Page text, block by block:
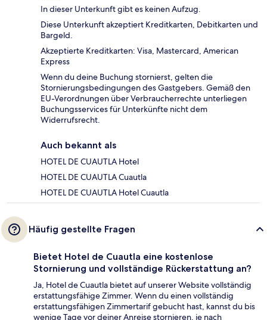
In dieser Unterkunft gibt es keinen Aufzug.
Diese Unterkunft akzeptiert Kreditkarten, Debitkarten und
Bargeld.
Akzeptierte Kreditkarten: Visa, Mastercard, American
Express
Wenn du deine Buchung stornierst, gelten die
Stornierungsbedingungen des Gastgebers. Gemäß den
EU-Verordnungen über Verbraucherrechte unterliegen
Buchungsservices für Unterkünfte nicht dem
Widerrufsrecht.
Auch bekannt als
HOTEL DE CUAUTLA Hotel
HOTEL DE CUAUTLA Cuautla
HOTEL DE CUAUTLA Hotel Cuautla
Häufig gestellte Fragen
Bietet Hotel de Cuautla eine kostenlose
Stornierung und vollständige Rückerstattung an?
Ja, Hotel de Cuautla bietet auf unserer Website vollständig
erstattungsfähige Zimmer. Wenn du einen vollständig
erstattungsfähigen Zimmertarif gebucht hast, kannst du bis
wenige Tage vor deiner Anreise stornieren, je nach